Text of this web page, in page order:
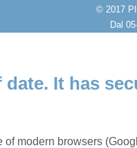
© 2017
Dal
It has
modern browsers